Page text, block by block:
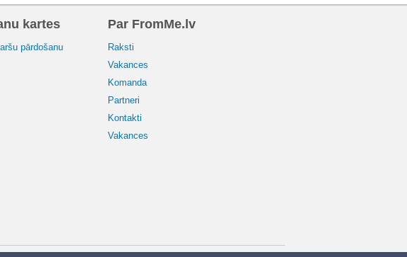
kartes
pārdošanu
Par FromMe.lv
Raksti
Vakances
Komanda
Partneri
Kontakti
Vakances